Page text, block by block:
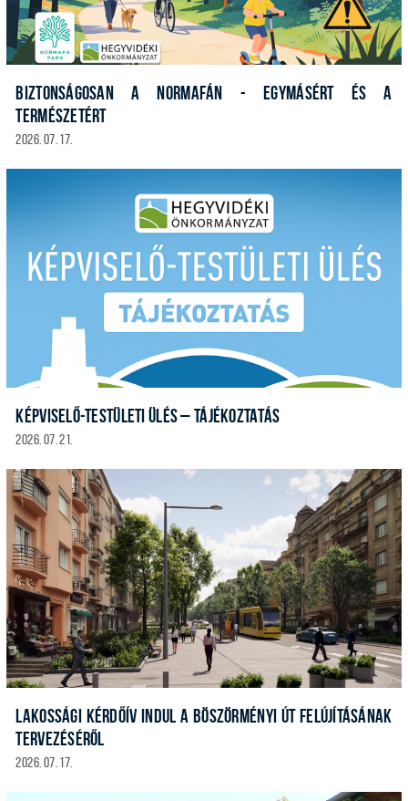
BIZTONSÁGOSAN A NORMAFÁN - EGYMÁSÉRT ÉS A
TERMÉSZETÉRT
2026. 07. 17.
KÉPVISELŐ-TESTÜLETI ÜLÉS – TÁJÉKOZTATÁS
2026. 07. 21.
LAKOSSÁGI KÉRDŐÍV INDUL A BÖSZÖRMÉNYI ÚT FELÚJÍTÁSÁNAK
TERVEZÉSÉRŐL
2026. 07. 17.